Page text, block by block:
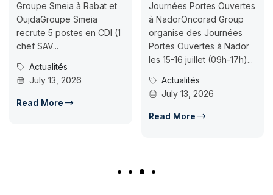
Groupe Smeia à Rabat et
OujdaGroupe Smeia
recrute 5 postes en CDI (1
chef SAV...
Actualités
July 13, 2026
Read More
Journées Portes Ouvertes
à NadorOncorad Group
organise des Journées
Portes Ouvertes à Nador
les 15-16 juillet (09h-17h)...
Actualités
July 13, 2026
Read More